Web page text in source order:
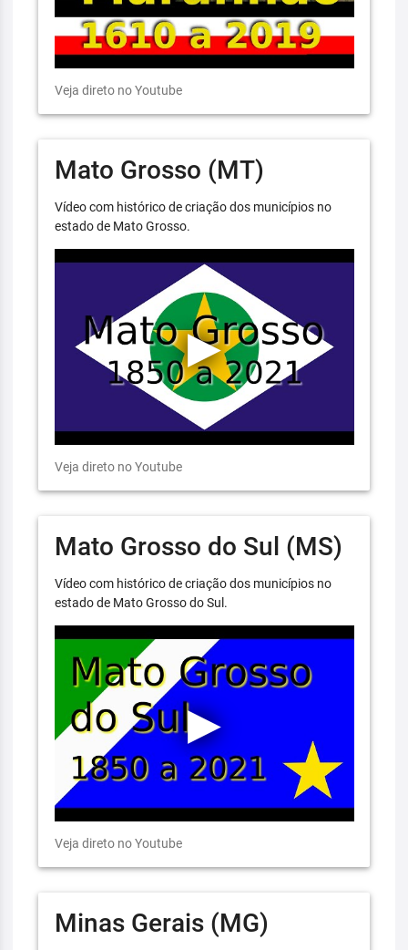
Veja direto no Youtube
Mato Grosso (MT)
Vídeo com histórico de criação dos municípios no
estado de Mato Grosso.
Veja direto no Youtube
Mato Grosso do Sul (MS)
Vídeo com histórico de criação dos municípios no
estado de Mato Grosso do Sul.
Veja direto no Youtube
Minas Gerais (MG)